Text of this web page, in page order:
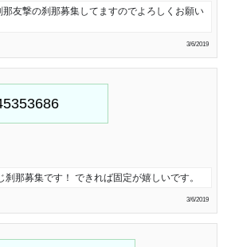
友撃の刹那募集してますのでよろしくお願い
3/6/2019
那募集です！ できれば固定が嬉しいです。
3/6/2019